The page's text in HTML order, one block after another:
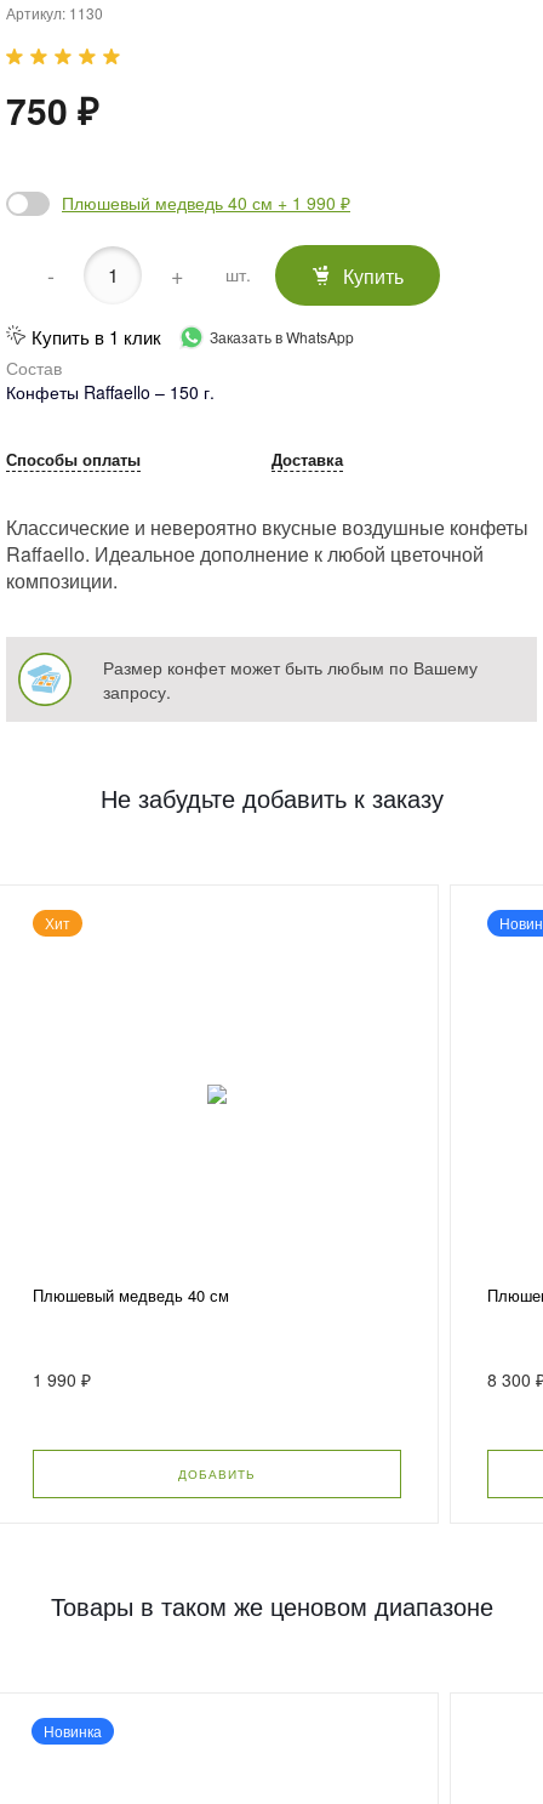
Артикул: 1130
750 ₽
Плюшевый медведь 40 см + 1 990 ₽
- + шт. Купить
Купить в 1 клик Заказать в WhatsApp
Состав
Конфеты Raffaello – 150 г.
Способы оплаты Доставка
Классические и невероятно вкусные воздушные конфеты
Raffaello. Идеальное дополнение к любой цветочной
композиции.
Размер конфет может быть любым по Вашему
запросу.
Не забудьте добавить к заказу
Хит
Плюшевый медведь 40 см
1 990 ₽
ДОБАВИТЬ
8 300
Товары в таком же ценовом диапазоне
Новинка